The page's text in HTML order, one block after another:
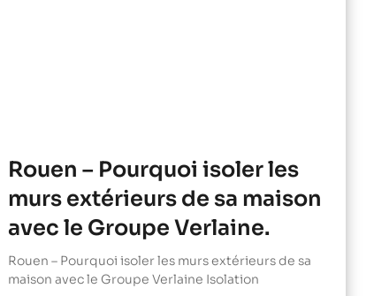
Rouen – Pourquoi isoler les
murs extérieurs de sa maison
avec le Groupe Verlaine.
Rouen – Pourquoi isoler les murs extérieurs de sa
maison avec le Groupe Verlaine Isolation